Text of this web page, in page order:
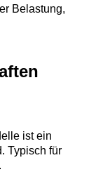
Belastung,
ist ein
Typisch für